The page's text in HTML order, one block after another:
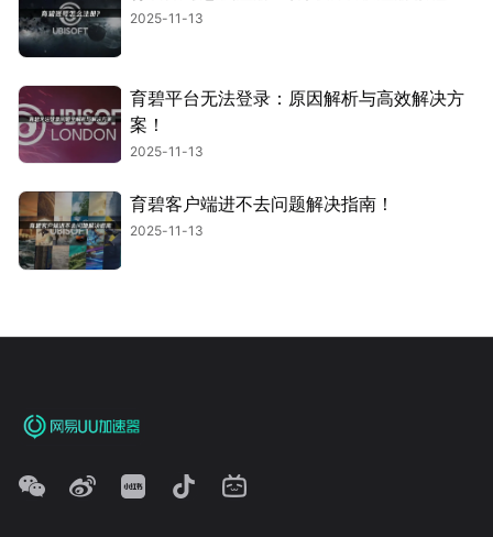
2025-11-13
育碧平台无法登录：原因解析与高效解决方
案！
2025-11-13
育碧客户端进不去问题解决指南！
2025-11-13